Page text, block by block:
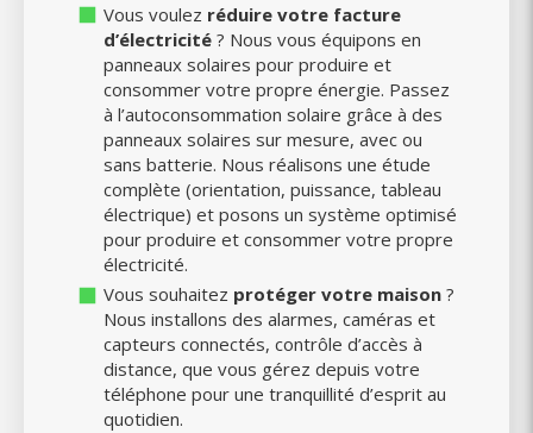
Vous voulez réduire votre facture
d’électricité ? Nous vous équipons en
panneaux solaires pour produire et
consommer votre propre énergie. Passez
à l’autoconsommation solaire grâce à des
panneaux solaires sur mesure, avec ou
sans batterie. Nous réalisons une étude
complète (orientation, puissance, tableau
électrique) et posons un système optimisé
pour produire et consommer votre propre
électricité.
Vous souhaitez protéger votre maison ?
Nous installons des alarmes, caméras et
capteurs connectés, contrôle d’accès à
distance, que vous gérez depuis votre
téléphone pour une tranquillité d’esprit au
quotidien.